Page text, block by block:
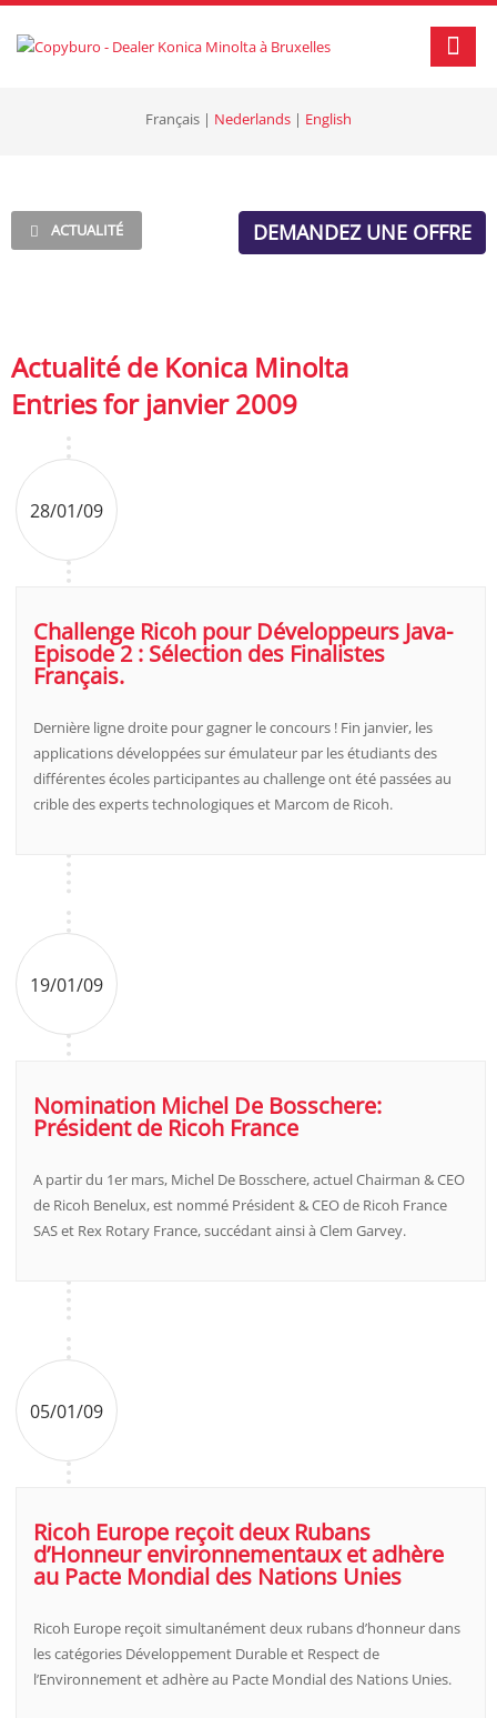
Français | Nederlands | English
ACTUALITÉ DEMANDEZ UNE OFFRE
Actualité de Konica Minolta
Entries for janvier 2009
28/01/09
Challenge Ricoh pour Développeurs Java-
Episode 2 : Sélection des Finalistes
Français.
Dernière ligne droite pour gagner le concours ! Fin janvier, les
applications développées sur émulateur par les étudiants des
différentes écoles participantes au challenge ont été passées au
crible des experts technologiques et Marcom de Ricoh.
19/01/09
Nomination Michel De Bosschere:
Président de Ricoh France
A partir du 1er mars, Michel De Bosschere, actuel Chairman & CEO
de Ricoh Benelux, est nommé Président & CEO de Ricoh France
SAS et Rex Rotary France, succédant ainsi à Clem Garvey.
05/01/09
Ricoh Europe reçoit deux Rubans
d’Honneur environnementaux et adhère
au Pacte Mondial des Nations Unies
Ricoh Europe reçoit simultanément deux rubans d’honneur dans
les catégories Développement Durable et Respect de
l’Environnement et adhère au Pacte Mondial des Nations Unies.